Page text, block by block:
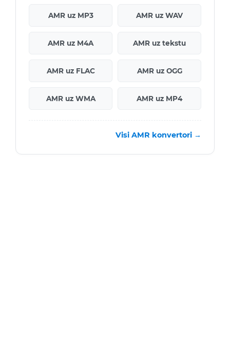
AMR uz MP3 AMR uz WAV
AMR uz M4A AMR uz tekstu
AMR uz FLAC AMR uz OGG
AMR uz WMA AMR uz MP4
Visi AMR konvertori →